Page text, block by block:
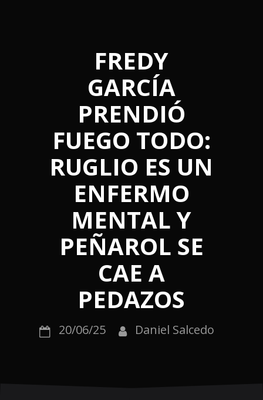
FREDY
GARCÍA
PRENDIÓ
FUEGO TODO:
RUGLIO ES UN
ENFERMO
MENTAL Y
PEÑAROL SE
CAE A
PEDAZOS
20/06/25 Daniel Salcedo